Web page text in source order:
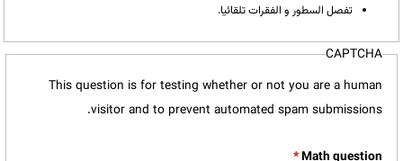
تفصل السطور و الفقرات تلقائيا.
CAPTCHA
This question is for testing whether or not you are a human
visitor and to prevent automated spam submissions.